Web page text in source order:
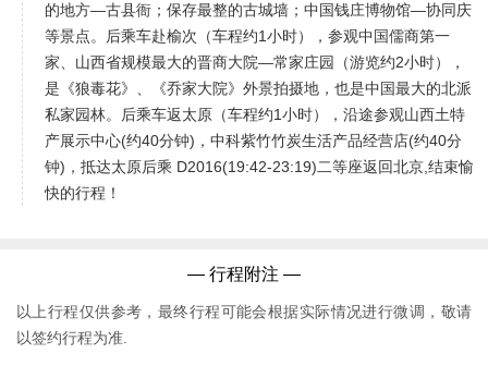
的地方—古县衙；保存最整的古城墙；中国钱庄博物馆—协同庆
等景点。后乘车赴榆次（车程约1小时），参观中国儒商第一
家、山西省规模最大的晋商大院—常家庄园（游览约2小时），
是《狼毒花》、《乔家大院》外景拍摄地，也是中国最大的北派
私家园林。后乘车返太原（车程约1小时），沿途参观山西土特
产展示中心(约40分钟)，中科紫竹竹炭生活产品经营店(约40分
钟)，抵达太原后乘 D2016(19:42-23:19)二等座返回北京,结束愉
快的行程！
— 行程附注 —
以上行程仅供参考，最终行程可能会根据实际情况进行微调，敬请
以签约行程为准.